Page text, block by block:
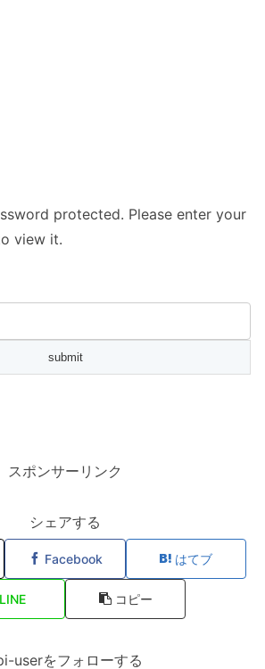
protected. Please enter your
view it.
スポンサーリンク
シェアする
Facebook はてブ
LINE コピー
userをフォローする